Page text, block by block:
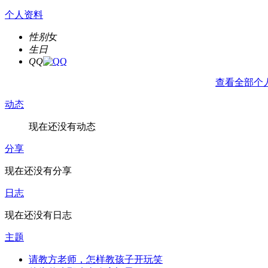
个人资料
性别女
生日
QQ
查看全部个
动态
现在还没有动态
分享
现在还没有分享
日志
现在还没有日志
主题
请教方老师，怎样教孩子开玩笑